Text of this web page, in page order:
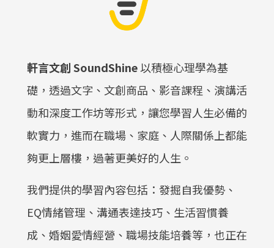
軒言文創 SoundShine以積極心理學為基
礎，透過文字、文創商品、影音課程、演講活
動和深度工作坊等形式，讓您學習人生必備的
軟實力，進而在職場、家庭、人際關係上都能
夠更上層樓，過著更美好的人生。
我們提供的學習內容包括：發掘自我優勢、
EQ情緒管理、溝通表達技巧、生活習慣養
成、婚姻愛情經營、職場技能培養等，也正在